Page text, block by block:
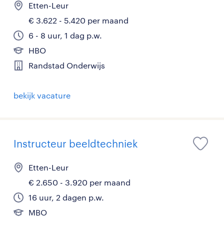
Etten-Leur
€ 3.622 - 5.420 per maand
6 - 8 uur, 1 dag p.w.
HBO
Randstad Onderwijs
bekijk vacature
Instructeur beeldtechniek
Etten-Leur
€ 2.650 - 3.920 per maand
16 uur, 2 dagen p.w.
MBO